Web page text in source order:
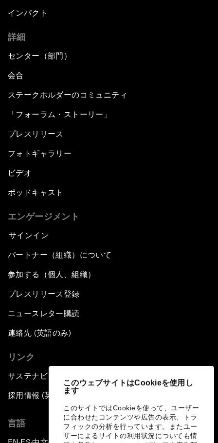
このウェブサイトはCookieを使用し
ます
このサイトではCookieを使って、ユーザー
に合わせたコンテンツや広告の表示、トラ
フィックの分析を行っています。またユー
ザーによるサイトの利用状況についても情
インパクト
詳細
センター（部門）
会合
ステークホルダーのコミュニティ
「フォーラム・ストーリー」
プレスリリース
フォトギャラリー
ビデオ
ポッドキャスト
エンゲージメント
サインイン
パートナー（組織）について
参加する（個人、組織）
プレスリリース登録
ニュースレター購読
連絡先 (英語のみ)
リンク
サステナビリティへの取り組み
採用情報 (英語のみ)
言語